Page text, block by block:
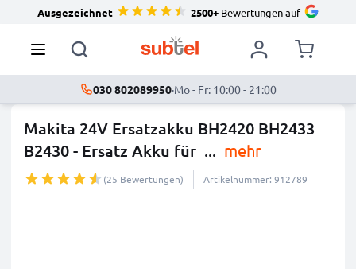
Ausgezeichnet 2500+Bewertungen auf
030 802089950·Mo - Fr: 10:00 - 21:00
Makita 24V Ersatzakku BH2420 BH2433
B2430 - Ersatz Akku für ... mehr
(25 Bewertungen) Artikelnummer: 912789